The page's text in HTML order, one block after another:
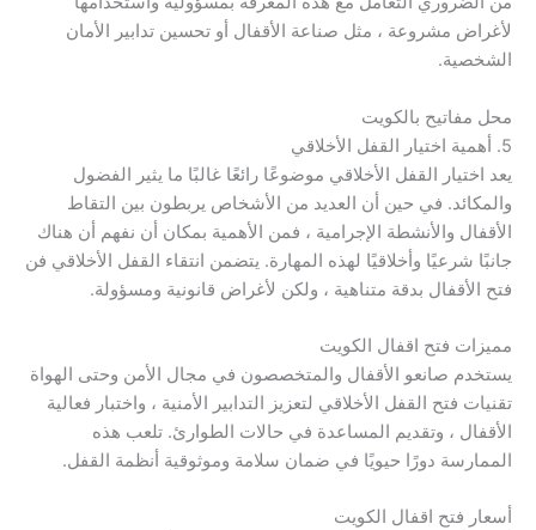
لأغراض مشروعة ، مثل صناعة الأقفال أو تحسين تدابير الأمان
الشخصية.
محل مفاتيح بالكويت
5. أهمية اختيار القفل الأخلاقي
يعد اختيار القفل الأخلاقي موضوعًا رائعًا غالبًا ما يثير الفضول
والمكائد. في حين أن العديد من الأشخاص يربطون بين التقاط
الأقفال والأنشطة الإجرامية ، فمن الأهمية بمكان أن نفهم أن هناك
جانبًا شرعيًا وأخلاقيًا لهذه المهارة. يتضمن انتقاء القفل الأخلاقي فن
فتح الأقفال بدقة متناهية ، ولكن لأغراض قانونية ومسؤولة.
مميزات فتح اقفال الكويت
يستخدم صانعو الأقفال والمتخصصون في مجال الأمن وحتى الهواة
تقنيات فتح القفل الأخلاقي لتعزيز التدابير الأمنية ، واختبار فعالية
الأقفال ، وتقديم المساعدة في حالات الطوارئ. تلعب هذه
الممارسة دورًا حيويًا في ضمان سلامة وموثوقية أنظمة القفل.
أسعار فتح اقفال الكويت